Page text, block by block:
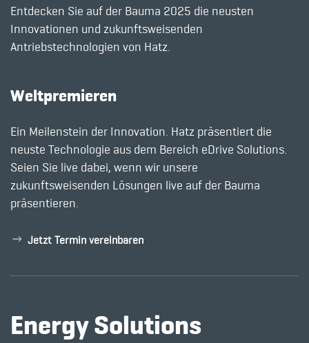
Entdecken Sie auf der Bauma 2025 die neusten
Innovationen und zukunftsweisenden
Antriebstechnologien von Hatz.
Weltpremieren
Ein Meilenstein der Innovation. Hatz präsentiert die
neuste Technologie aus dem Bereich eDrive Solutions.
Seien Sie live dabei, wenn wir unsere
zukunftsweisenden Lösungen live auf der Bauma
präsentieren.
Jetzt Termin vereinbaren
Energy Solutions